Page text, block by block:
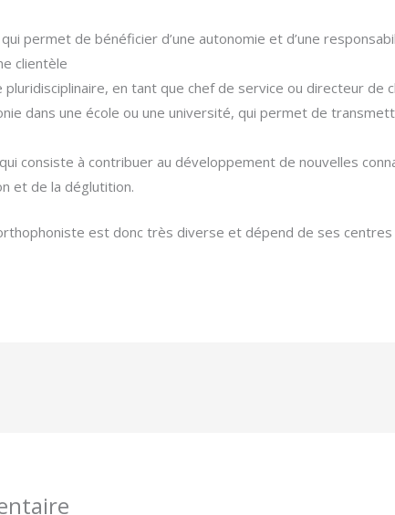
qui permet de bénéficier d’une autonomie et d’une
clientèle
pluridisciplinaire, en tant que chef de service ou directeur de
dans une école ou une université, qui permet de
consiste à contribuer au développement de nouvelles
et de la déglutition.
est donc très diverse et dépend de ses